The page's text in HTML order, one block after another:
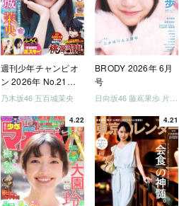
ましょう」 [Blu-ray]
週刊少年チャンピオ
ン 2026年 No.21・
22 合併号
乃木坂46 五百城茉央
BRODY 2026年 6月
号
4.22 4.21